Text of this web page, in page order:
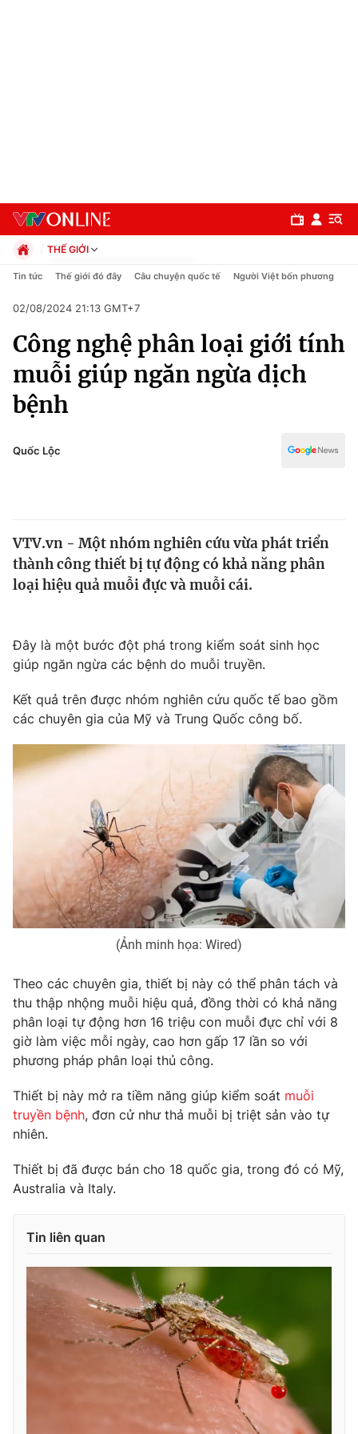
Chuyên mục
Chính trị
Xã hội
Pháp luật
Thế giới
Tin tức
Câu chuyện quốc tế
Kinh tế
Thị trường
Góc doanh nghiệp
Dữ liệu và đời sống
Phim VTV
Hậu trường
Nhân vật
Giải sao mai
Điện ảnh
Đời sống
Làm đẹp
Chất lượng cuộc sống
Học trực tuyến
Công nghệ
Hitech Công nghệ tương lai
Tư vấn
Giao lưu trực tuyến
Chuyên mục khác
Emagazine Podcast
Photo Infographic
VTV Money
VTV Sức khoẻ
Thị trường 24h Tấm lòng Việt
Vươn mình bằng AI
VTV8
English
THẾ GIỚI
Chính trị
Pháp luật
Kinh tế
Thể thao
Truyền hình
Văn hóa - Giải trí
Tin tức Thế giới đó đây Câu chuyện quốc tế Người Việt bốn phương
02/08/2024 21:13 GMT+7
Công nghệ phân loại giới tính
muỗi giúp ngăn ngừa dịch
bệnh
Quốc Lộc
VTV.vn - Một nhóm nghiên cứu vừa phát triển
thành công thiết bị tự động có khả năng phân
loại hiệu quả muỗi đực và muỗi cái.
Đây là một bước đột phá trong kiểm soát sinh học
giúp ngăn ngừa các bệnh do muỗi truyền.
Kết quả trên được nhóm nghiên cứu quốc tế bao gồm
các chuyên gia của Mỹ và Trung Quốc công bố.
(Ảnh minh họa: Wired)
Theo các chuyên gia, thiết bị này có thể phân tách và
thu thập nhộng muỗi hiệu quả, đồng thời có khả năng
phân loại tự động hơn 16 triệu con muỗi đực chỉ với 8
giờ làm việc mỗi ngày, cao hơn gấp 17 lần so với
phương pháp phân loại thủ công.
Thiết bị này mở ra tiềm năng giúp kiểm soát muỗi
truyền bệnh, đơn cử như thả muỗi bị triệt sản vào tự
nhiên.
Thiết bị đã được bán cho 18 quốc gia, trong đó có Mỹ,
Australia và Italy.
Tin liên quan